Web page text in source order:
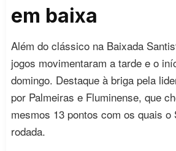
em baixa
Além do clássico na Baixada
jogos movimentaram a tarde e o
domingo. Destaque à briga pela
por Palmeiras e Fluminense, que
mesmos 13 pontos com os quais o
rodada.